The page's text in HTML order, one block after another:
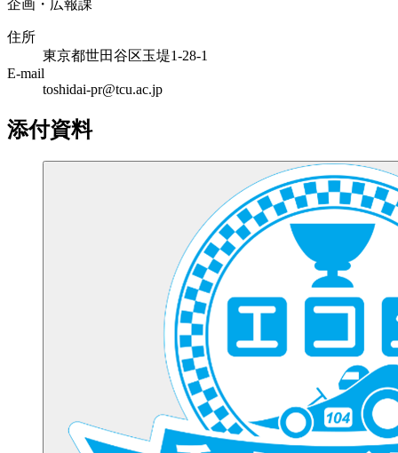
企画・広報課
住所
東京都世田谷区玉堤1-28-1
E-mail
toshidai-pr@tcu.ac.jp
添付資料